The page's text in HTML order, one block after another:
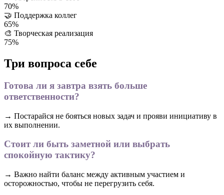
70%
🤝 Поддержка коллег
65%
🎨 Творческая реализация
75%
Три вопроса себе
Готова ли я завтра взять больше
ответственности?
→ Постарайся не бояться новых задач и прояви инициативу в
их выполнении.
Стоит ли быть заметной или выбрать
спокойную тактику?
→ Важно найти баланс между активным участием и
осторожностью, чтобы не перегрузить себя.